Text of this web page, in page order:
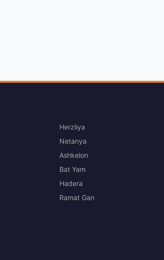
Herzliya
Netanya
Ashkelon
Bat Yam
Hadera
Ramat Gan